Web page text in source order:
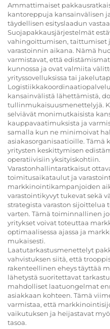
Ammattimaiset
kantoreppuja kansainvälisen
täydellisen esityslaadun
Suojapakkausjärjestelmät
vahingoittumisen, taittumiset
varastoinnin aikana. Nämä
varmistavat, että
kunnossa ja ovat valmiita
yrityssovelluksissa tai
kansainvälistä lähettämistä,
tullinmukaisuusmenettelyjä.
selviävät monimutkaisista
kauppavaatimuksista ja
samalla kun ne minimoivat
asiakasorganisaatioille. Tämä
yritysten keskittymisen
operatiivisiin yksityiskohtiin.
Varastonhallintaratkaisut
toimitusaikataulut ja
markkinointikampanjoiden
varastointikyvyt tukevat sekä
strategista varaston
varten. Tämä toiminnallinen
yritykset voivat toteuttaa
optimaalisessa ajassa ja
mukaisesti.
Laatutarkastusmenettelyt
vahvistuksen siitä, että
rakenteellinen eheys täyttää
lähetystä suoritettavat
mahdolliset laatuongelmat
asiakkaan kohteen. Tämä
varmistaa, että
vaikutuksen ja heijastavat
tasoa.